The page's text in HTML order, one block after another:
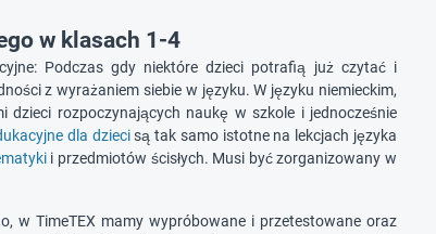
w klasach 1-4
Podczas gdy niektóre dzieci potrafią już czytać i
z wyrażaniem siebie w języku. W języku niemieckim,
rozpoczynających naukę w szkole i jednocześnie
dla dziecisą tak samo istotne na lekcjach języka
i przedmiotów ścisłych. Musi być zorganizowany w
w TimeTEX mamy wypróbowane i przetestowane oraz